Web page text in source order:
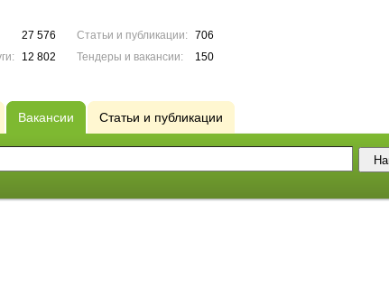
27 576
12 802
Статьи и публикации:
706
Тендеры и вакансии:
150
Вакансии Статьи и публикации